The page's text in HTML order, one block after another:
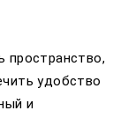
пространство,
удобство
и